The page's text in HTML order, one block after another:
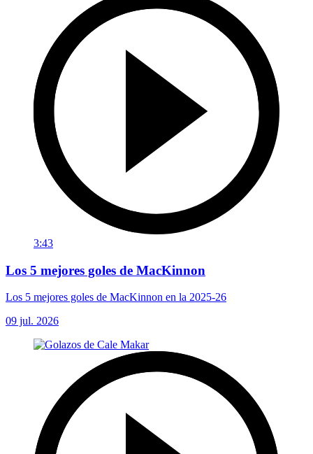
3:43
Los 5 mejores goles de MacKinnon
Los 5 mejores goles de MacKinnon en la 2025-26
09 jul. 2026